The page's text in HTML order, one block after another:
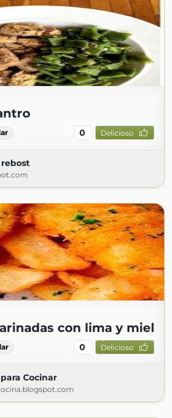
0 Delicioso
con lima y miel
0 Delicioso
Cocinar